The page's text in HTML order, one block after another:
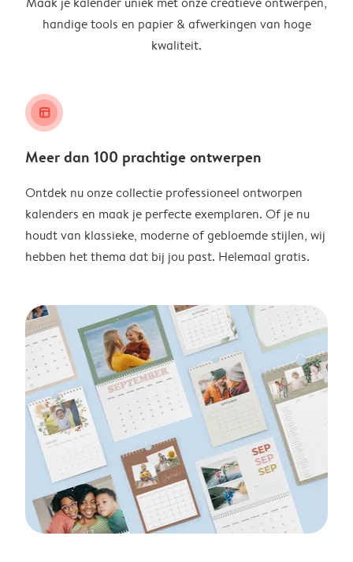
handige tools en papier & afwerkingen van hoge
kwaliteit.
layout_alt
Meer dan 100 prachtige ontwerpen
Ontdek nu onze collectie professioneel ontworpen
kalenders en maak je perfecte exemplaren. Of je nu
houdt van klassieke, moderne of gebloemde stijlen, wij
hebben het thema dat bij jou past. Helemaal gratis.